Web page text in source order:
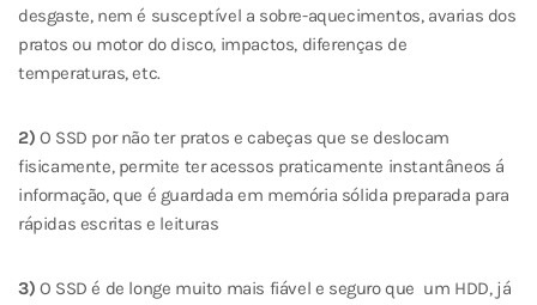
desgaste, nem é susceptível a sobre-aquecimentos, avarias dos
pratos ou motor do disco, impactos, diferenças de
temperaturas, etc.
2) O SSD por não ter pratos e cabeças que se deslocam
fisicamente, permite ter acessos praticamente instantâneos á
informação, que é guardada em memória sólida preparada para
rápidas escritas e leituras
3) O SSD é de longe muito mais fiável e seguro que um HDD, já